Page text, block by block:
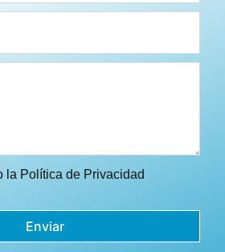
la Política de Privacidad
Enviar